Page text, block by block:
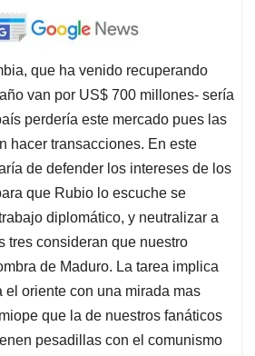
que ha venido recuperando
van por US$ 700 millones- sería
perdería este mercado pues las
hacer transacciones. En este
de defender los intereses de los
que Rubio lo escuche se
diplomático, y neutralizar a
tres consideran que nuestro
de Maduro. La tarea implica
el oriente con una mirada mas
que la de nuestros fanáticos
pesadillas con el comunismo